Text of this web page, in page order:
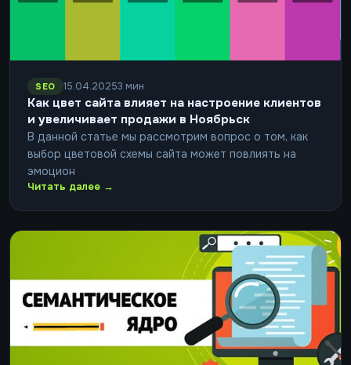
SEO 15.04.20253 мин
Как цвет сайта влияет на настроение клиентов
и увеличивает продажи в Ноябрьск
В данной статье мы рассмотрим вопрос о том, как
выбор цветовой схемы сайта может повлиять на
эмоцион
Читать далее →